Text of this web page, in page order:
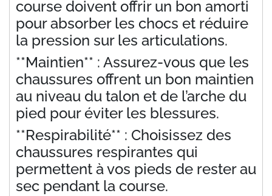
course doivent offrir un bon amorti
pour absorber les chocs et réduire
la pression sur les articulations.
**Maintien** : Assurez-vous que les
chaussures offrent un bon maintien
au niveau du talon et de l’arche du
pied pour éviter les blessures.
**Respirabilité** : Choisissez des
chaussures respirantes qui
permettent à vos pieds de rester au
sec pendant la course.